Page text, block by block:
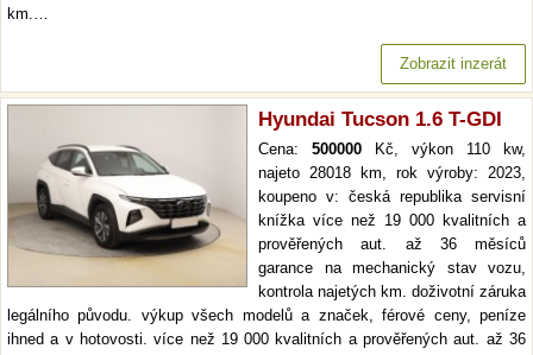
km.…
Zobrazit inzerát
Hyundai Tucson 1.6 T-GDI
Cena: 500000 Kč, výkon 110 kw,
najeto 28018 km, rok výroby: 2023,
koupeno v: česká republika servisní
knížka více než 19 000 kvalitních a
prověřených aut. až 36 měsíců
garance na mechanický stav vozu,
kontrola najetých km. doživotní záruka
legálního původu. výkup všech modelů a značek, férové ceny, peníze
ihned a v hotovosti. více než 19 000 kvalitních a prověřených aut. až 36